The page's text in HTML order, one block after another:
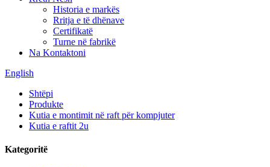
Historia e markës
Rritja e të dhënave
Certifikatë
Turne në fabrikë
Na Kontaktoni
English
Shtëpi
Produkte
Kutia e montimit në raft për kompjuter
Kutia e raftit 2u
Kategoritë